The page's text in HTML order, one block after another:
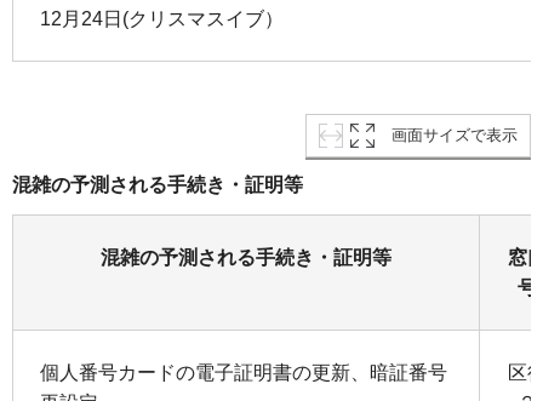
12月24日(クリスマスイブ）
画面サイズで表示
混雑の予測される手続き・証明等
混雑の予測される手続き・証明等
窓
号
個人番号カードの電子証明書の更新、暗証番号
区